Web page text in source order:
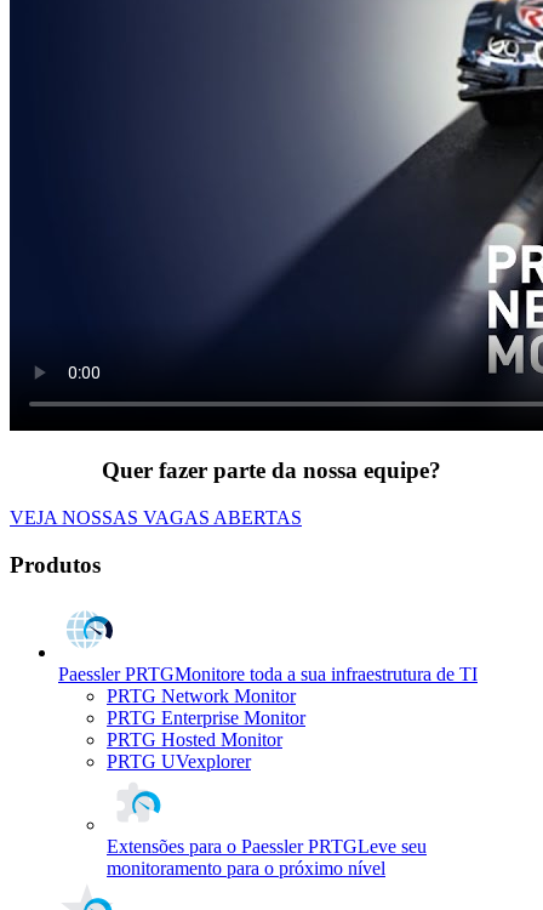
Quer fazer parte da nossa equipe?
VEJA NOSSAS VAGAS ABERTAS
Produtos
Paessler PRTGMonitore toda a sua infraestrutura de TI
PRTG Network Monitor
PRTG Enterprise Monitor
PRTG Hosted Monitor
PRTG UVexplorer
Extensões para o Paessler PRTGLeve seu
monitoramento para o próximo nível